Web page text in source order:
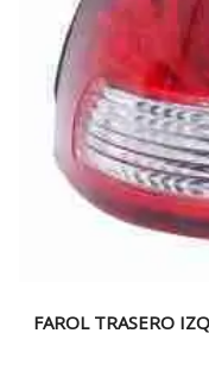
FAROL TRASERO